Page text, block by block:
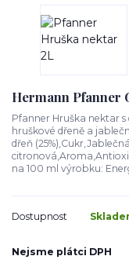
Hermann Pfanner
Pfanner Hruška nektar
hruškové dřeně a
dřeň
na 100 ml výrobku:
Dostupnost
Nejsme plátci DPH